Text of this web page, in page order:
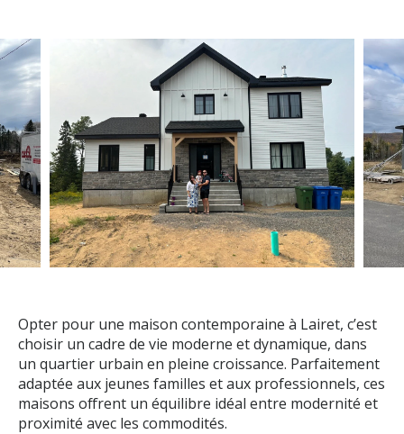
Opter pour une maison contemporaine à Lairet, c’est
choisir un cadre de vie moderne et dynamique, dans
un quartier urbain en pleine croissance. Parfaitement
adaptée aux jeunes familles et aux professionnels, ces
maisons offrent un équilibre idéal entre modernité et
proximité avec les commodités.